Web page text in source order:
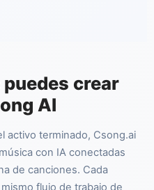
crear
AI
activo terminado, Csong.ai
con IA conectadas
de canciones. Cada
flujo de trabajo de